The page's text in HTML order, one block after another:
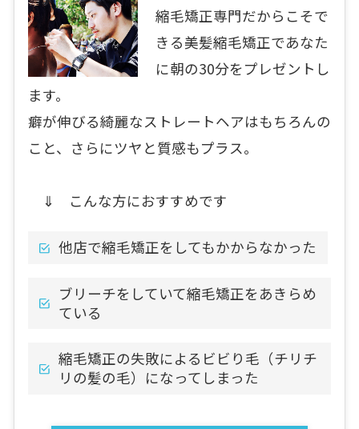
縮毛矯正専門だからこそで
きる美髪縮毛矯正であなた
に朝の30分をプレゼントし
ます。
癖が伸びる綺麗なストレートヘアはもちろんの
こと、さらにツヤと質感もプラス。
⇓ こんな方におすすめです
他店で縮毛矯正をしてもかからなかった
ブリーチをしていて縮毛矯正をあきらめ
ている
縮毛矯正の失敗によるビビり毛（チリチ
リの髪の毛）になってしまった